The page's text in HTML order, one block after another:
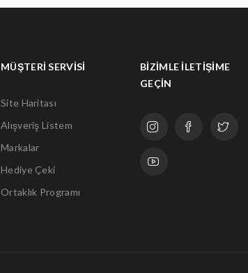
MÜŞTERI SERVISI
Site Haritası
Alışveriş Listem
Markalar
Hediye Çeki
Ortaklık Programı
BIZIMLE İLETIŞIME
GEÇIN